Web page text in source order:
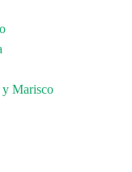
y Marisco